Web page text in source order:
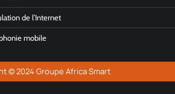
de l’Internet
mobile
© 2024 Groupe Africa Smart